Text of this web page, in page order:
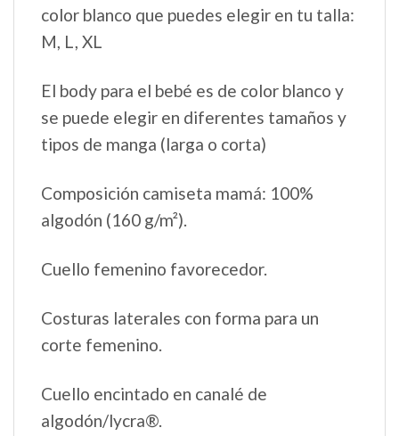
color blanco que puedes elegir en tu talla:
M, L, XL
El body para el bebé es de color blanco y
se puede elegir en diferentes tamaños y
tipos de manga (larga o corta)
Composición camiseta mamá: 100%
algodón (160 g/m²).
Cuello femenino favorecedor.
Costuras laterales con forma para un
corte femenino.
Cuello encintado en canalé de
algodón/lycra®.